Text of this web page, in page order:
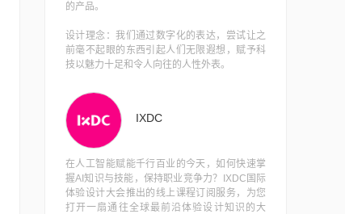
的产品。
设计理念：我们通过数字化的表达，尝试让之
前毫不起眼的东西引起人们无限遐想，赋予科
技以魅力十足和令人向往的人性外表。
IXDC
在人工智能赋能千行百业的今天，如何快速掌
握AI知识与技能，保持职业竞争力？IXDC国际
体验设计大会推出的线上课程订阅服务，为您
打开一扇通往全球最前沿体验设计知识的大